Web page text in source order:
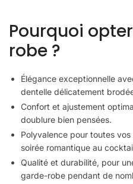
Pourquoi
robe ?
Élégance exceptionnelle
dentelle délicatement
Confort et ajustement
doublure bien pensées.
Polyvalence pour toutes
soirée romantique au
Qualité et durabilité, pour
garde-robe pendant de